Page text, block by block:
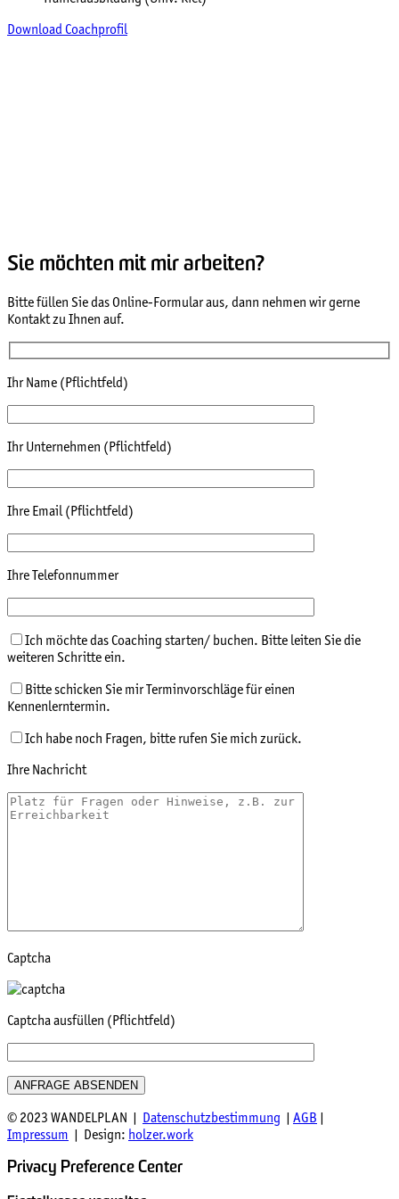
Download Coachprofil
Sie möchten mit mir arbeiten?
Bitte füllen Sie das Online-Formular aus, dann nehmen wir gerne
Kontakt zu Ihnen auf.
Ihr Name (Pflichtfeld)
Ihr Unternehmen (Pflichtfeld)
Ihre Email (Pflichtfeld)
Ihre Telefonnummer
Ich möchte das Coaching starten/ buchen. Bitte leiten Sie die
weiteren Schritte ein.
Bitte schicken Sie mir Terminvorschläge für einen
Kennenlerntermin.
Ich habe noch Fragen, bitte rufen Sie mich zurück.
Ihre Nachricht
Captcha
Captcha ausfüllen (Pflichtfeld)
© 2023 WANDELPLAN | Datenschutzbestimmung | AGB |
Impressum | Design: holzer.work
Privacy Preference Center